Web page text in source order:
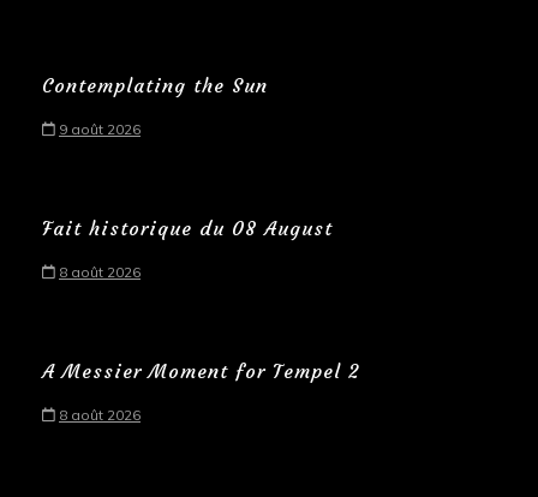
Contemplating the Sun
9 août 2026
Fait historique du 08 August
8 août 2026
A Messier Moment for Tempel 2
8 août 2026